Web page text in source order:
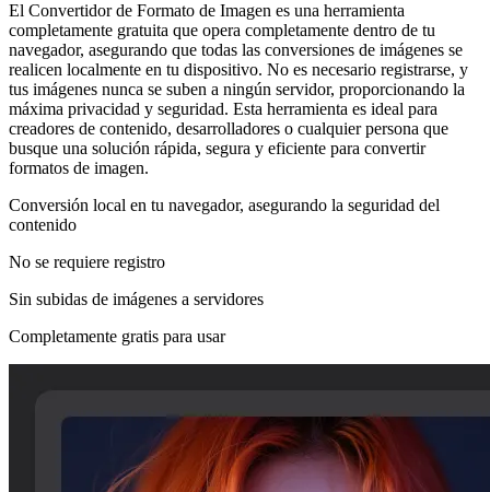
El Convertidor de Formato de Imagen es una herramienta
completamente gratuita que opera completamente dentro de tu
navegador, asegurando que todas las conversiones de imágenes se
realicen localmente en tu dispositivo. No es necesario registrarse, y
tus imágenes nunca se suben a ningún servidor, proporcionando la
máxima privacidad y seguridad. Esta herramienta es ideal para
creadores de contenido, desarrolladores o cualquier persona que
busque una solución rápida, segura y eficiente para convertir
formatos de imagen.
Conversión local en tu navegador, asegurando la seguridad del
contenido
No se requiere registro
Sin subidas de imágenes a servidores
Completamente gratis para usar